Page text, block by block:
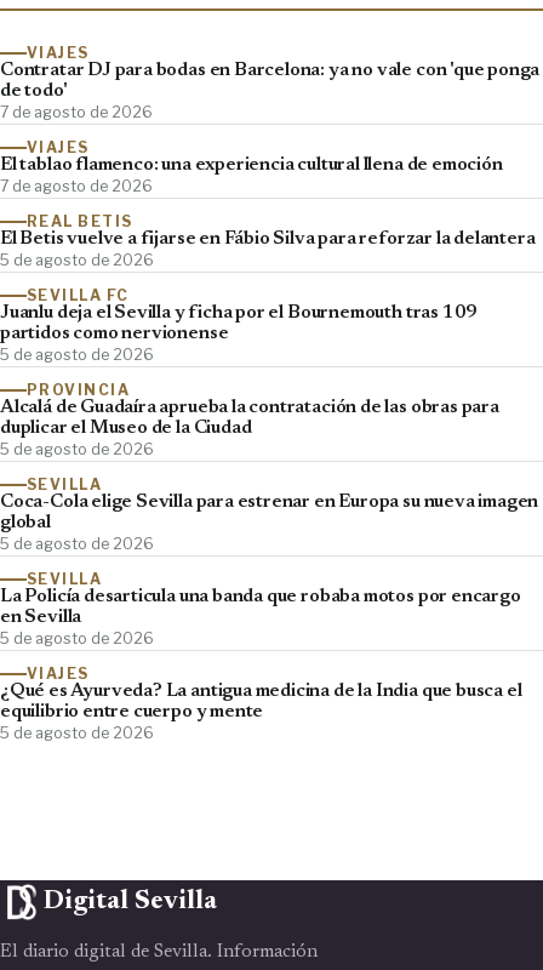
VIAJES
Contratar DJ para bodas en Barcelona: ya no vale con 'que ponga
de todo'
7 de agosto de 2026
VIAJES
El tablao flamenco: una experiencia cultural llena de emoción
7 de agosto de 2026
REAL BETIS
El Betis vuelve a fijarse en Fábio Silva para reforzar la delantera
5 de agosto de 2026
SEVILLA FC
Juanlu deja el Sevilla y ficha por el Bournemouth tras 109
partidos como nervionense
5 de agosto de 2026
PROVINCIA
Alcalá de Guadaíra aprueba la contratación de las obras para
duplicar el Museo de la Ciudad
5 de agosto de 2026
SEVILLA
Coca-Cola elige Sevilla para estrenar en Europa su nueva imagen
global
5 de agosto de 2026
SEVILLA
La Policía desarticula una banda que robaba motos por encargo
en Sevilla
5 de agosto de 2026
VIAJES
¿Qué es Ayurveda? La antigua medicina de la India que busca el
equilibrio entre cuerpo y mente
5 de agosto de 2026
Digital Sevilla
El diario digital de Sevilla. Información